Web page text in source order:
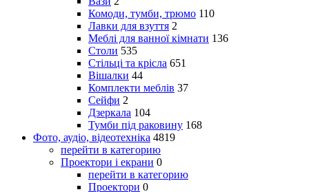
Комоди, тумби, трюмо 110
Лавки для взуття 2
Меблі для ванної кімнати 136
Столи 535
Стільці та крісла 651
Вішалки 44
Комплекти меблів 37
Сейфи 2
Дзеркала 104
Тумби під раковину 168
Фото, аудіо, відеотехніка 4819
перейти в категорию
Проектори і екрани 0
перейти в категорию
Проектори 0